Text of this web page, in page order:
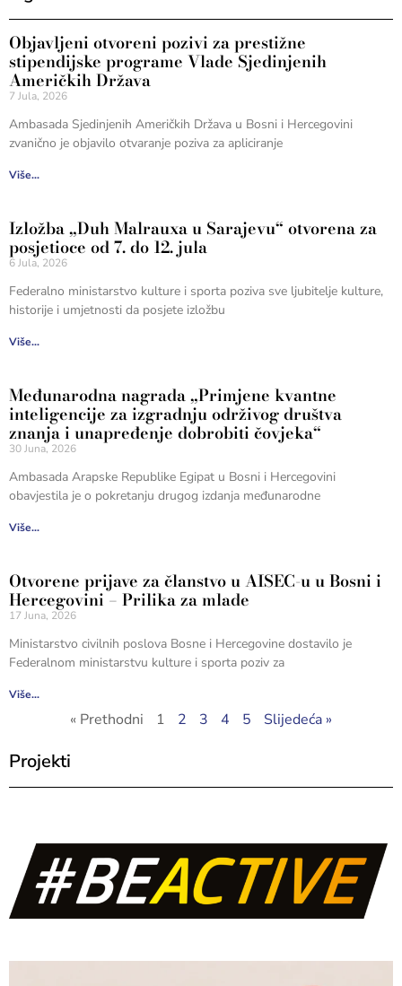
Objavljeni otvoreni pozivi za prestižne
stipendijske programe Vlade Sjedinjenih
Američkih Država
7 Jula, 2026
Ambasada Sjedinjenih Američkih Država u Bosni i Hercegovini
zvanično je objavilo otvaranje poziva za apliciranje
Više...
Izložba „Duh Malrauxa u Sarajevu“ otvorena za
posjetioce od 7. do 12. jula
6 Jula, 2026
Federalno ministarstvo kulture i sporta poziva sve ljubitelje kulture,
historije i umjetnosti da posjete izložbu
Više...
Međunarodna nagrada „Primjene kvantne
inteligencije za izgradnju održivog društva
znanja i unapređenje dobrobiti čovjeka“
30 Juna, 2026
Ambasada Arapske Republike Egipat u Bosni i Hercegovini
obavjestila je o pokretanju drugog izdanja međunarodne
Više...
Otvorene prijave za članstvo u AISEC-u u Bosni i
Hercegovini – Prilika za mlade
17 Juna, 2026
Ministarstvo civilnih poslova Bosne i Hercegovine dostavilo je
Federalnom ministarstvu kulture i sporta poziv za
Više...
« Prethodni 1 2 3 4 5 Slijedeća »
Projekti